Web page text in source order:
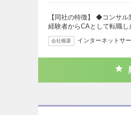
【同社の特徴】 ◆コンサ
経験者からCAとして転職
会社概要 インターネットサ